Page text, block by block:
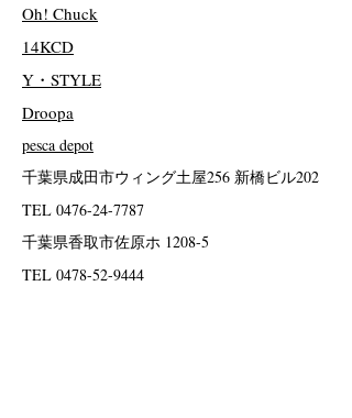
Oh! Chuck
14KCD
Y・STYLE
Droopa
pesca depot
千葉県成田市ウィング土屋256 新橋ビル202
TEL 0476-24-7787
千葉県香取市佐原ホ 1208-5
TEL 0478-52-9444